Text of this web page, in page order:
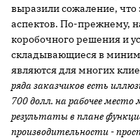
выразили сожаление,
аспектов. По-прежнему,
коробочного решения и
складывающиеся в
являются для многих
ряда заказчиков есть
700 долл. на рабочее
результаты в плане
производительности -